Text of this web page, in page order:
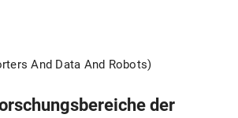
And Data And Robots)
der